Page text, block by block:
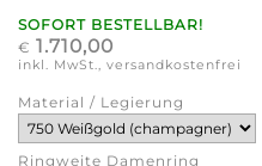
SOFORT BESTELLBAR!
€ 1.710,00
inkl. MwSt., versandkostenfrei
Material / Legierung
Ringweite Damenring